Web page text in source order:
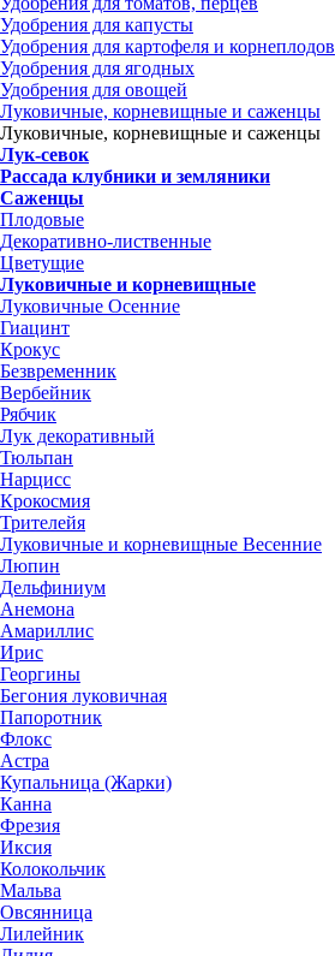
Удобрения для капусты
Удобрения для картофеля и корнеплодов
Удобрения для ягодных
Удобрения для овощей
Луковичные, корневищные и саженцы
Луковичные, корневищные и саженцы
Лук-севок
Рассада клубники и земляники
Саженцы
Плодовые
Декоративно-лиственные
Цветущие
Луковичные и корневищные
Луковичные Осенние
Гиацинт
Крокус
Безвременник
Вербейник
Рябчик
Лук декоративный
Тюльпан
Нарцисс
Крокосмия
Трителейя
Луковичные и корневищные Весенние
Люпин
Дельфиниум
Анемона
Амариллис
Ирис
Георгины
Бегония луковичная
Папоротник
Флокс
Астра
Купальница (Жарки)
Канна
Фрезия
Иксия
Колокольчик
Мальва
Овсянница
Лилейник